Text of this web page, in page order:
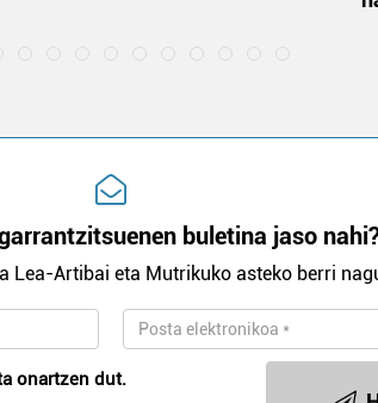
buletina jaso
Lea-Artibai eta Mutrikuko asteko berri
onartzen dut.